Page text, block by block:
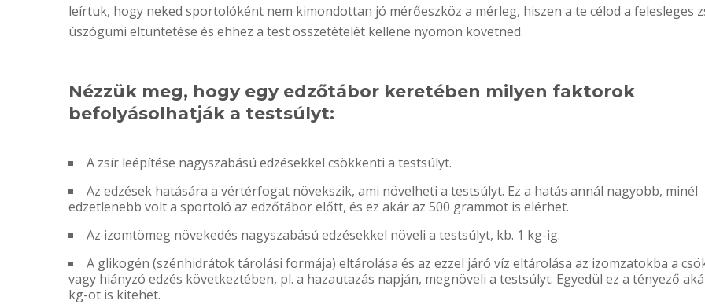
leírtuk, hogy neked sportolóként nem kimondottan jó mérőeszköz a mérleg, hiszen a te célod a felesleges
úszógumi eltüntetése és ehhez a test összetételét kellene nyomon követned.
Nézzük meg, hogy egy edzőtábor keretében milyen faktorok
befolyásolhatják a testsúlyt:
A zsír leépítése nagyszabású edzésekkel csökkenti a testsúlyt.
Az edzések hatására a vértérfogat növekszik, ami növelheti a testsúlyt. Ez a hatás annál nagyobb, minél
edzetlenebb volt a sportoló az edzőtábor előtt, és ez akár az 500 grammot is elérhet.
Az izomtömeg növekedés nagyszabású edzésekkel növeli a testsúlyt, kb. 1 kg-ig.
A glikogén (szénhidrátok tárolási formája) eltárolása és az ezzel járó víz eltárolása az izomzatokba a
vagy hiányzó edzés következtében, pl. a hazautazás napján, megnöveli a testsúlyt. Egyedül ez a tényező
kg-ot is kitehet.